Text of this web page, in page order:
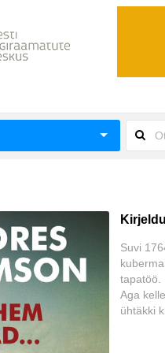
ja noortele
Suvi
tapatöö.
Aga
ühtäkki
tuleb